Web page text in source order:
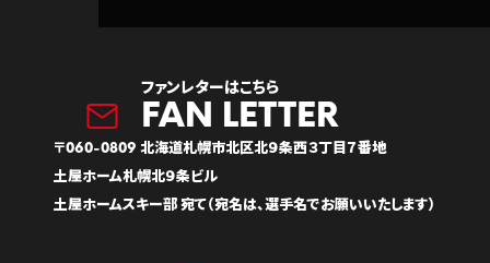
ファンレターはこちら
〒060-0809 北海道札幌市北区北９条西３丁目７番地
土屋ホーム札幌北９条ビル
土屋ホームスキー部 宛て（宛名は、選手名でお願いいたします）